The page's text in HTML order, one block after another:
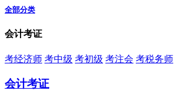
全部分类
会计考证
考经济师 考中级 考初级 考注会 考税务师
会计考证